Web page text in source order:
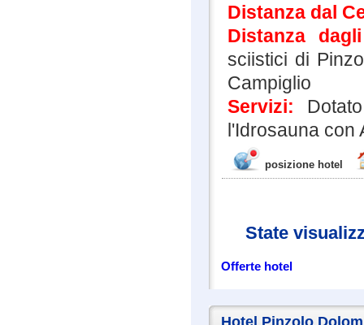
Distanza dal
Distanza
sciistici di
Campiglio
Servizi:
l'Idrosauna con
posizione hotel
State
Offerte hotel
Hotel Pinzolo